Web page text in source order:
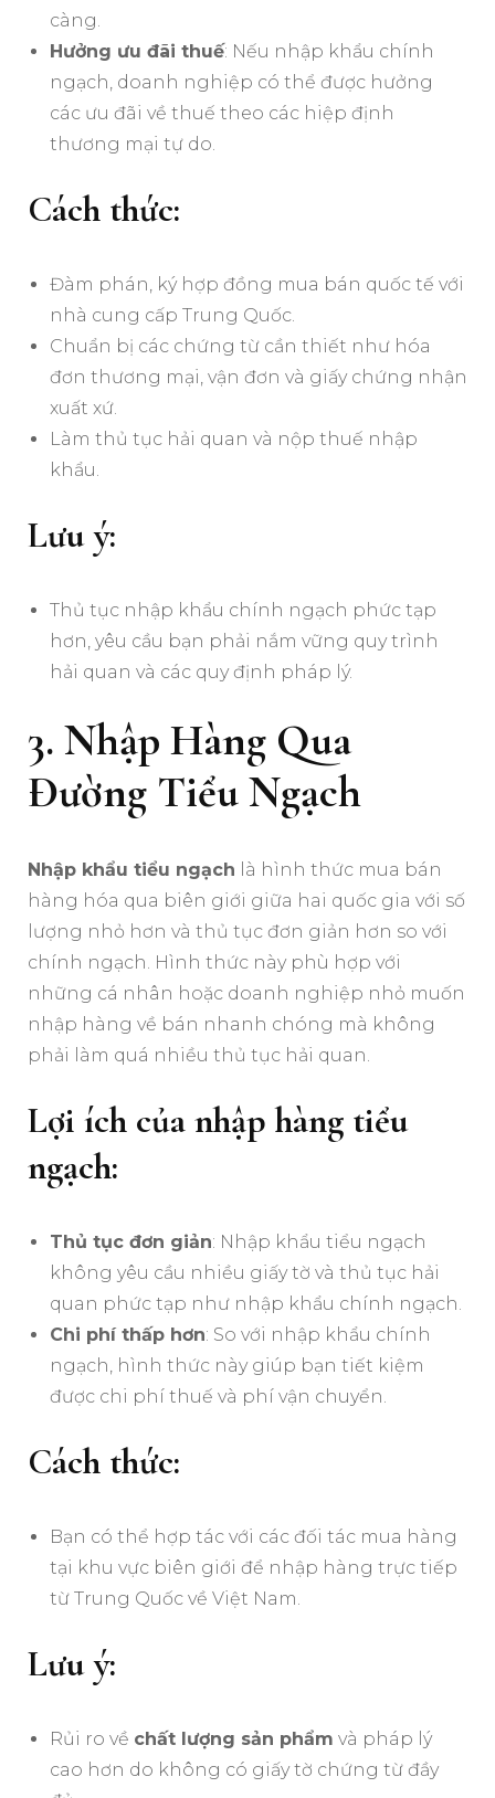
càng.
Hưởng ưu đãi thuế: Nếu nhập khẩu chính
ngạch, doanh nghiệp có thể được hưởng
các ưu đãi về thuế theo các hiệp định
thương mại tự do.
Cách thức:
Đàm phán, ký hợp đồng mua bán quốc tế với
nhà cung cấp Trung Quốc.
Chuẩn bị các chứng từ cần thiết như hóa
đơn thương mại, vận đơn và giấy chứng nhận
xuất xứ.
Làm thủ tục hải quan và nộp thuế nhập
khẩu.
Lưu ý:
Thủ tục nhập khẩu chính ngạch phức tạp
hơn, yêu cầu bạn phải nắm vững quy trình
hải quan và các quy định pháp lý.
3. Nhập Hàng Qua
Đường Tiểu Ngạch
Nhập khẩu tiểu ngạch là hình thức mua bán
hàng hóa qua biên giới giữa hai quốc gia với số
lượng nhỏ hơn và thủ tục đơn giản hơn so với
chính ngạch. Hình thức này phù hợp với
những cá nhân hoặc doanh nghiệp nhỏ muốn
nhập hàng về bán nhanh chóng mà không
phải làm quá nhiều thủ tục hải quan.
Lợi ích của nhập hàng tiểu
ngạch:
Thủ tục đơn giản: Nhập khẩu tiểu ngạch
không yêu cầu nhiều giấy tờ và thủ tục hải
quan phức tạp như nhập khẩu chính ngạch.
Chi phí thấp hơn: So với nhập khẩu chính
ngạch, hình thức này giúp bạn tiết kiệm
được chi phí thuế và phí vận chuyển.
Cách thức:
Bạn có thể hợp tác với các đối tác mua hàng
tại khu vực biên giới để nhập hàng trực tiếp
từ Trung Quốc về Việt Nam.
Lưu ý:
Rủi ro về chất lượng sản phẩm và pháp lý
cao hơn do không có giấy tờ chứng từ đầy